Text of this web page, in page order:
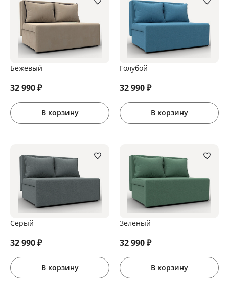
Бежевый
32 990₽
В корзину
Голубой
32 990₽
В корзину
Серый
32 990₽
В корзину
Зеленый
32 990₽
В корзину